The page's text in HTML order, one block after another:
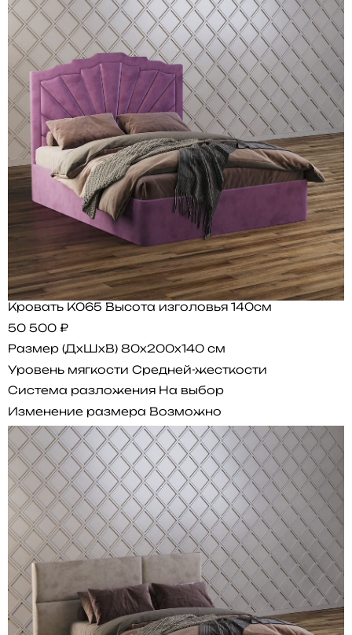
Кровать K065 Высота изголовья 140см
50 500 ₽
Размер (ДхШхВ) 80x200x140 см
Уровень мягкости Средней-жесткости
Система разложения На выбор
Изменение размера Возможно